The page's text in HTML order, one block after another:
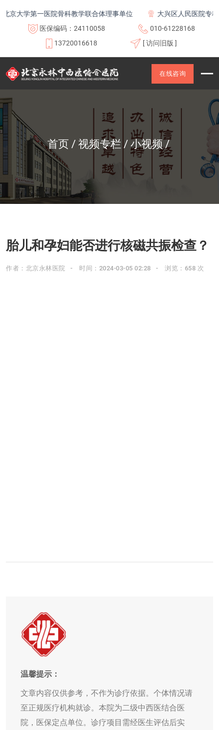
大学第一医院骨科教学联合体理事单位
大兴区人民医院专科联
医保编码：24110058
010-61228168
13720016618
[ 访问旧版 ]
在线咨询
首页 视频专栏 小视频
胎儿和孕妇能否进行核磁共振检查？
作者：北京永林医院 时间：2024-03-05 02:28 浏览：658 次
温馨提示：
文章内容仅供参考，不作为诊疗依据。个体情况请
至正规医疗机构就诊。本院为二级中西医结合医
院，医保定点单位。诊疗项目需经医生评估后实